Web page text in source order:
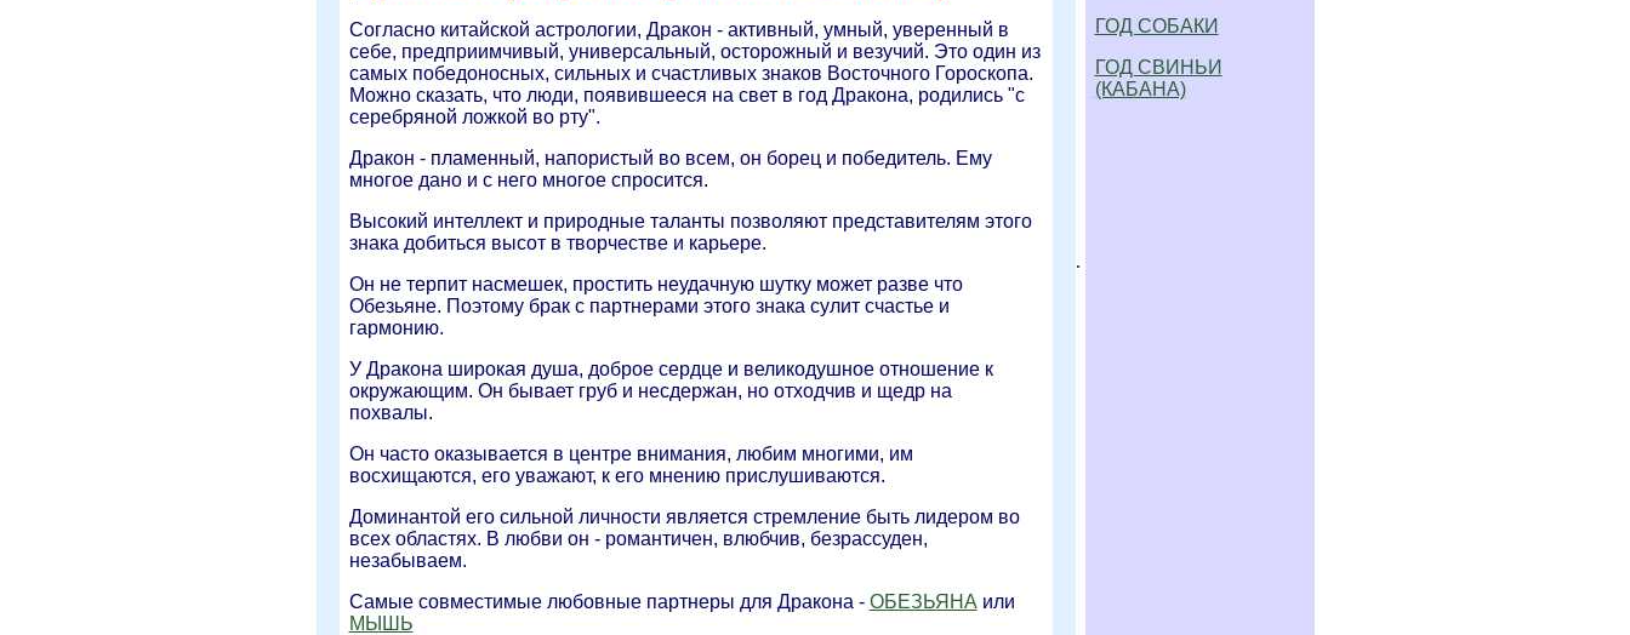
Согласно китайской астрологии, Дракон - активный, умный, уверенный в
себе, предприимчивый, универсальный, осторожный и везучий. Это один из
самых победоносных, сильных и счастливых знаков Восточного Гороскопа.
Можно сказать, что люди, появившееся на свет в год Дракона, родились "с
серебряной ложкой во рту".
Дракон - пламенный, напористый во всем, он борец и победитель. Ему
многое дано и с него многое спросится.
Высокий интеллект и природные таланты позволяют представителям этого
знака добиться высот в творчестве и карьере.
Он не терпит насмешек, простить неудачную шутку может разве что
Обезьяне. Поэтому брак с партнерами этого знака сулит счастье и
гармонию.
У Дракона широкая душа, доброе сердце и великодушное отношение к
окружающим. Он бывает груб и несдержан, но отходчив и щедр на
похвалы.
Он часто оказывается в центре внимания, любим многими, им
восхищаются, его уважают, к его мнению прислушиваются.
Доминантой его сильной личности является стремление быть лидером во
всех областях. В любви он - романтичен, влюбчив, безрассуден,
незабываем.
Самые совместимые любовные партнеры для Дракона - ОБЕЗЬЯНА или
МЫШЬ
.
ГОД СОБАКИ
ГОД СВИНЬИ
(КАБАНА)